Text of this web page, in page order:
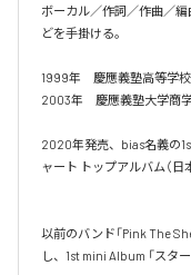
ボーカル／作詞／作曲／
どを手掛ける。
1999年　慶應義塾高等学
2003年　慶應義塾大学商
2020年発売、bias名義の
ャート トップアルバム（日
以前のバンド「Pink The
し、1st mini Album 「スタ